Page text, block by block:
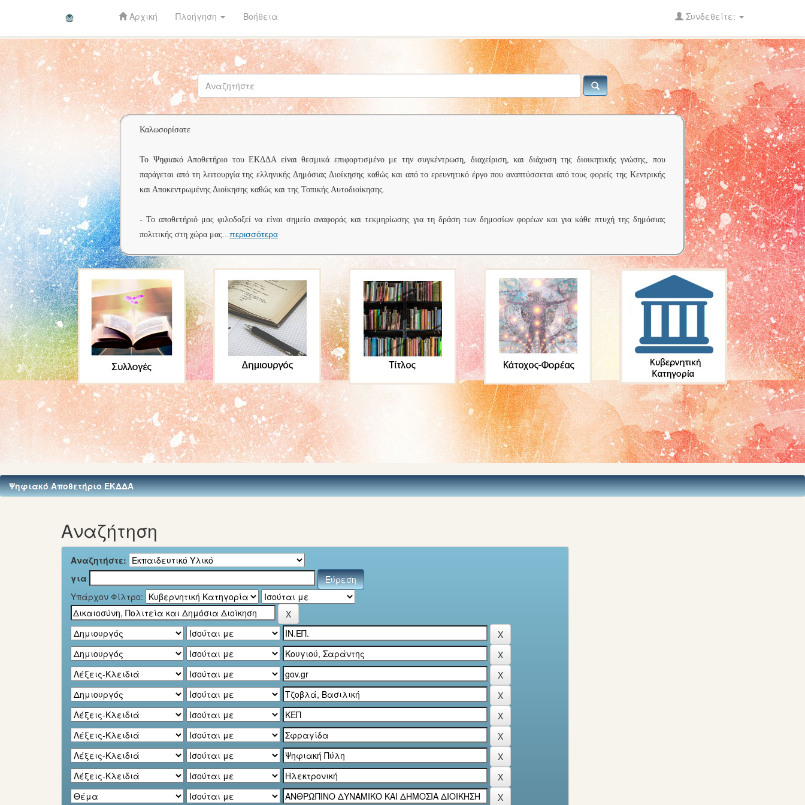
Skip
navigation
Αρχική Πλοήγηση Βοήθεια Συνδεθείτε:
Καλωσορίσατε
Το Ψηφιακό Αποθετήριο του ΕΚΔΔΑ είναι θεσμικά επιφορτισμένο με την συγκέντρωση, διαχείριση, και διάχυση της διοικητικής γνώσης, που
παράγεται από τη λειτουργία της ελληνικής Δημόσιας Διοίκησης καθώς και από το ερευνητικό έργο που αναπτύσσεται από τους φορείς της Κεντρικής
και Αποκεντρωμένης Διοίκησης καθώς και της Τοπικής Αυτοδιοίκησης.
- Το αποθετήριό μας φιλοδοξεί να είναι σημείο αναφοράς και τεκμηρίωσης για τη δράση των δημοσίων φορέων και για κάθε πτυχή της δημόσιας
πολιτικής στη χώρα μας...περισσότερα
Ψηφιακό Αποθετήριο ΕΚΔΔΑ
Αναζήτηση
Αναζητήστε:
για
Υπάρχον Φίλτρο: